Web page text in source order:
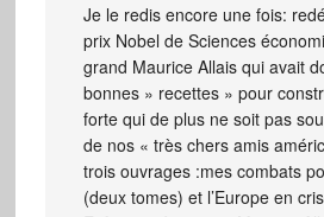
Je le redis encore une fois:
prix Nobel de Sciences
grand Maurice Allais qui avait
bonnes » recettes » pour
forte qui de plus ne soit pas
de nos « très chers amis
trois ouvrages :mes combats
(deux tomes) et l’Europe en